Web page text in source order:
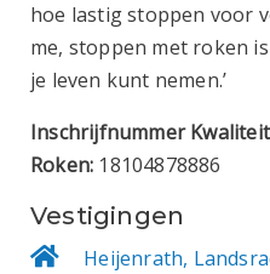
hoe lastig stoppen voor
me, stoppen met roken
je leven kunt nemen.’
Inschrijfnummer
Roken: 18104878886
Vestigingen
Heijenrath,